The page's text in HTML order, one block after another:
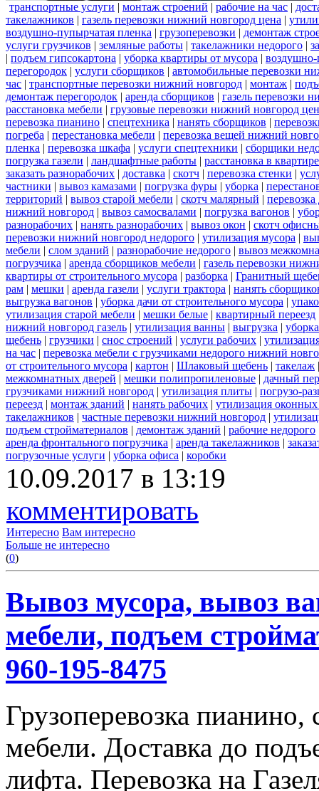
транспортные услуги | монтаж строений | рабочие на час |
такелажников | газель перевозки нижний новгород цена |
воздушно-пупырчатая пленка | грузоперевозки | демонтаж
услуги грузчиков | земляные работы | такелажники недорого |
| подъем гипсокартона | уборка квартиры от мусора | воздушно-
перегородок | услуги сборщиков | автомобильные перевозки
час | транспортные перевозки нижний новгород | монтаж |
демонтаж перегородок | аренда сборщиков | газель перевозки
расстановка мебели | грузовые перевозки нижний новгород
перевозка пианино | спецтехника | нанять сборщиков |
погреба | перестановка мебели | перевозка вещей нижний
пленка | перевозка шкафа | услуги спецтехники | сборщики
погрузка газели | ландшафтные работы | расстановка в квартире
заказать разнорабочих | доставка | скотч | перевозка стенки |
частники | вывоз камазами | погрузка фуры | уборка |
территорий | вывоз старой мебели | скотч малярный |
нижний новгород | вывоз самосвалами | погрузка вагонов |
разнорабочих | нанять разнорабочих | вывоз окон | скотч
перевозки нижний новгород недорого | утилизация мусора |
мебели | слом зданий | разнорабочие недорого | вывоз
погрузчика | аренда сборщиков мебели | газель перевозки
квартиры от строительного мусора | разборка | Гранитный
рам | мешки | аренда газели | услуги трактора | нанять
выгрузка вагонов | уборка дачи от строительного мусора |
утилизация старой мебели | мешки белые | квартирный переезд
нижний новгород газель | утилизация ванны | выгрузка |
щебень | грузчики | снос строений | услуги рабочих |
на час | перевозка мебели с грузчиками недорого нижний
от строительного мусора | картон | Шлаковый щебень | такелаж
межкомнатных дверей | мешки полипропиленовые | дачный
грузчиками нижний новгород | утилизация плиты | погрузо-
переезд | монтаж зданий | нанять рабочих | утилизация
такелажников | частные перевозки нижний новгород |
подъем стройматериалов | демонтаж зданий | рабочие недорого
аренда фронтального погрузчика | аренда такелажников |
погрузочные услуги | уборка офиса | коробки
10.09.2017 в 13:19
комментировать
Интересно Вам интересно
Больше не интересно
(0)
Вывоз мусора, вывоз
мебели, подъем
960-195-8475
Грузоперевозка
мебели. Доставка до
лифта. Перевозка на